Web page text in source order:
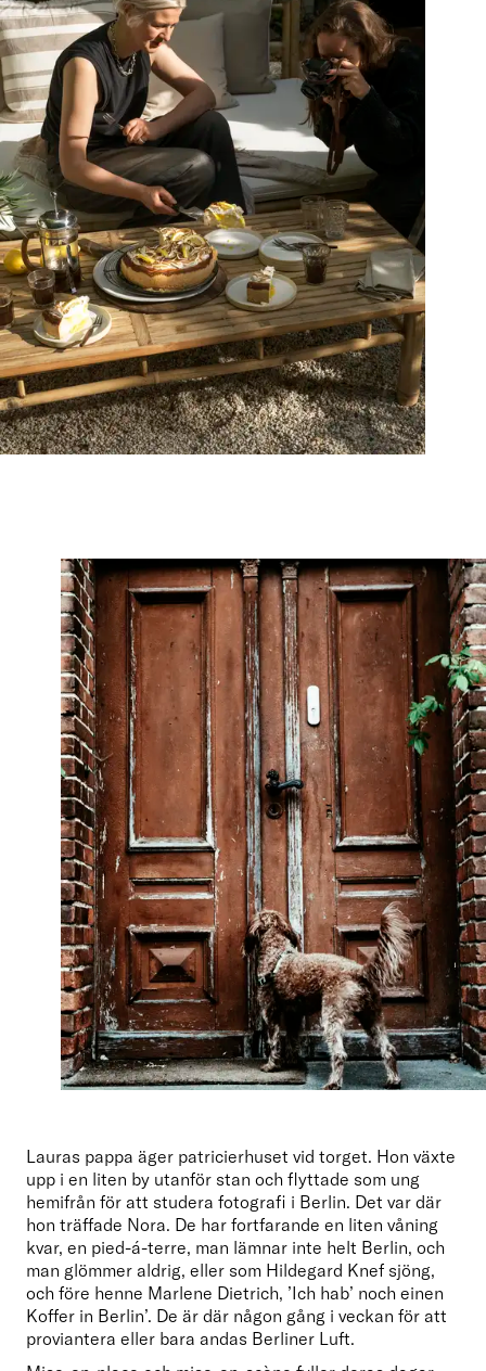
Lauras pappa äger patricierhuset vid torget. Hon växte
upp i en liten by utanför stan och flyttade som ung
hemifrån för att studera fotografi i Berlin. Det var där
hon träffade Nora. De har fortfarande en liten våning
kvar, en pied-á-terre, man lämnar inte helt Berlin, och
man glömmer aldrig, eller som Hildegard Knef sjöng,
och före henne Marlene Dietrich, ’Ich hab’ noch einen
Koffer in Berlin’. De är där någon gång i veckan för att
proviantera eller bara andas Berliner Luft.